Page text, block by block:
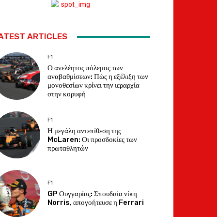
ARTICLES
F1
Ο ανελέητος πόλεμος των
αναβαθμίσεων: Πώς η εξέλιξη των
μονοθεσίων κρίνει την ιεραρχία
στην κορυφή
F1
Η μεγάλη αντεπίθεση της
McLaren: Οι προσδοκίες των
πρωταθλητών
F1
GP Ουγγαρίας: Σπουδαία νίκη
Norris, απογοήτευσε η Ferrari